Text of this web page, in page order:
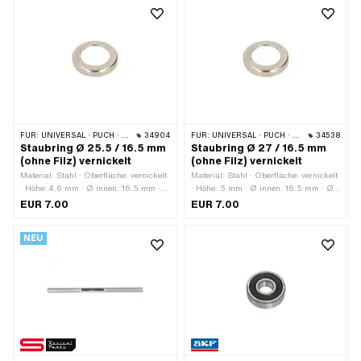
Nenndurchmesser (Gewinde): 11 mm ·
· Ø aussen: 16.3 mm · Gewindeart:
MF11x1 (Feingewinde)
FÜR: UNIVERSAL · PUCH · SACHS · ZÜNDAPP BELMONDO · CILO 34904
Staubring Ø 25.5 / 16.5 mm
(ohne Filz) vernickelt
Material: Stahl · Oberfläche: vernickelt
· Höhe: 4.6 mm · Ø innen: 16.5 mm ·
Ø aussen: 25.5 mm
EUR 7.00
FÜR: UNIVERSAL · PUCH · SACHS · ZÜNDAPP BELMONDO · CILO 34538
Staubring Ø 27 / 16.5 mm
(ohne Filz) vernickelt
Material: Stahl · Oberfläche: vernickelt
· Höhe: 5 mm · Ø innen: 16.5 mm · Ø
aussen: 27 mm
EUR 7.00
NEU